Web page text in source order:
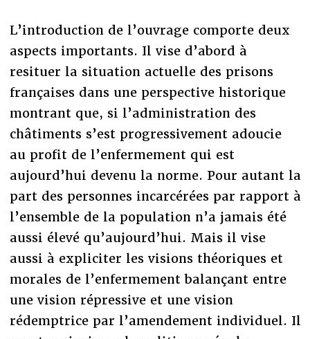
L’introduction de l’ouvrage comporte deux
aspects importants. Il vise d’abord à
resituer la situation actuelle des prisons
françaises dans une perspective historique
montrant que, si l’administration des
châtiments s’est progressivement adoucie
au profit de l’enfermement qui est
aujourd’hui devenu la norme. Pour autant la
part des personnes incarcérées par rapport à
l’ensemble de la population n’a jamais été
aussi élevé qu’aujourd’hui. Mais il vise
aussi à expliciter les visions théoriques et
morales de l’enfermement balançant entre
une vision répressive et une vision
rédemptrice par l’amendement individuel. Il